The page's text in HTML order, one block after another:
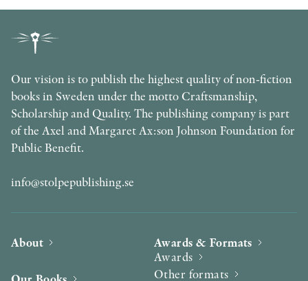
Our vision is to publish the highest quality of non-fiction
books in Sweden under the motto Craftsmanship,
Scholarship and Quality. The publishing company is part
of the Axel and Margaret Ax:son Johnson Foundation for
Public Benefit.
info@stolpepublishing.se
About
Awards & Formats
Awards
Other formats